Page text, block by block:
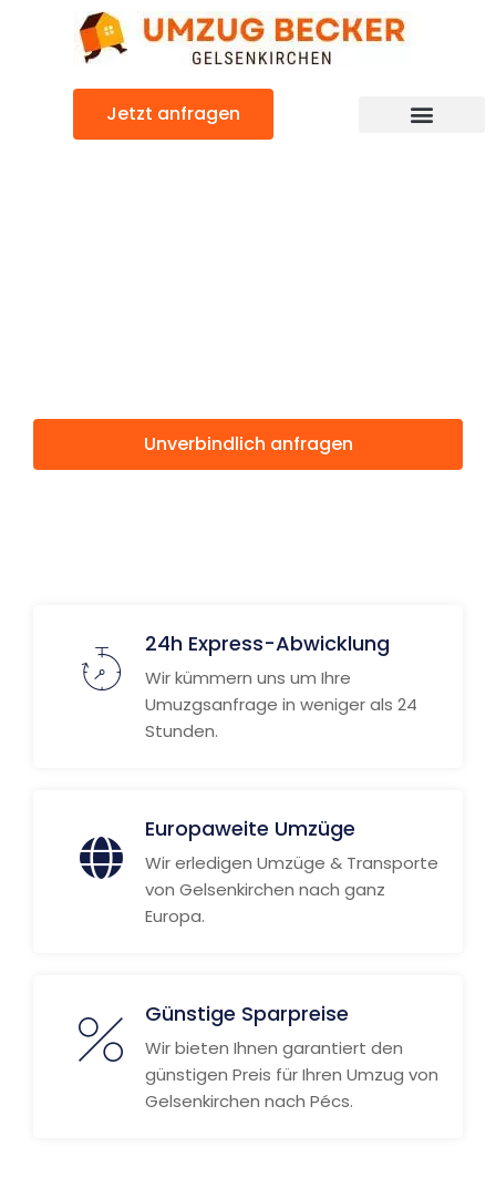
Jetzt anfragen
Unverbindlich anfragen
24h Express-Abwicklung
Wir kümmern uns um Ihre
Umuzgsanfrage in weniger als 24
Stunden.
Europaweite Umzüge
Wir erledigen Umzüge & Transporte
von Gelsenkirchen nach ganz
Europa.
Günstige Sparpreise
Wir bieten Ihnen garantiert den
günstigen Preis für Ihren Umzug von
Gelsenkirchen nach Pécs.